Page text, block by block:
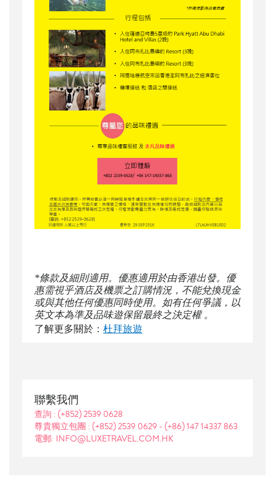
*條款及細則適用。優惠適用於由香港出發。優
惠需視乎酒店及機票之訂購情況，不能兌換現金
或與其他任何優惠同時使用。如有任何爭議，以
英文本為準及品味遊保留最終之決定權 。
了解更多關於： 杜拜旅遊
聯繫我們
查詢 : (+852) 2539 0628
尊貴獨立包團 : (+852) 2539 0629 - (+86) 147 14337 863
電郵: INFO@LUXETRAVEL.COM.HK